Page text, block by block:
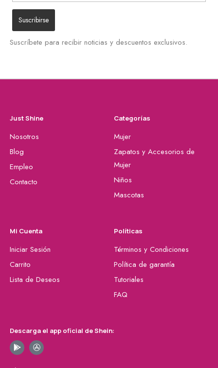
Suscríbete para recibir noticias y descuentos exclusivos.
Just Shine
Nosotros
Blog
Empleo
Contacto
Categorías
Mujer
Zapatos y Accesorios de
Mujer
Niños
Mascotas
Mi Cuenta
Iniciar Sesión
Carrito
Lista de Deseos
Políticas
Términos y Condiciones
Política de garantía
Tutoriales
FAQ
Descarga el app oficial de Shein: